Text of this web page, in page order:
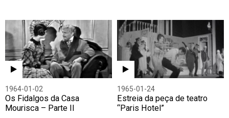
1964-01-02
Os Fidalgos da Casa
Mourisca – Parte II
1965-01-24
Estreia da peça de teatro
“Paris Hotel”